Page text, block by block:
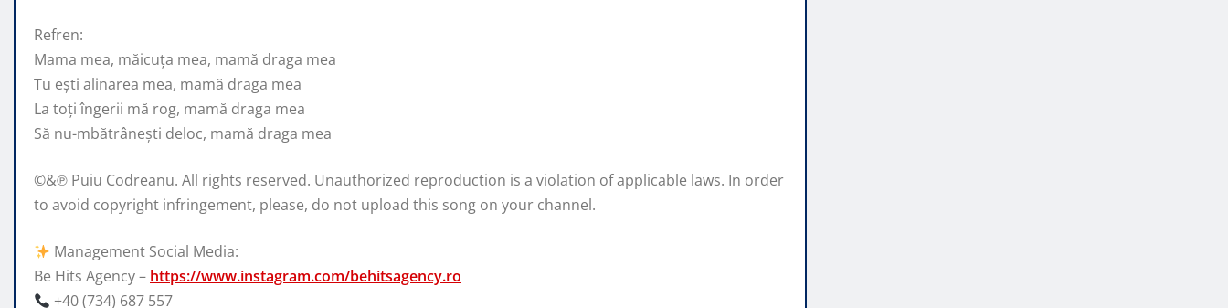
Refren:
Mama mea, măicuța mea, mamă draga mea
Tu ești alinarea mea, mamă draga mea
La toți îngerii mă rog, mamă draga mea
Să nu-mbătrânești deloc, mamă draga mea
©&℗ Puiu Codreanu. All rights reserved. Unauthorized reproduction is a violation of applicable laws. In order
to avoid copyright infringement, please, do not upload this song on your channel.
Management Social Media:
Be Hits Agency – https://www.instagram.com/behitsagency.ro
+40 (734) 687 557